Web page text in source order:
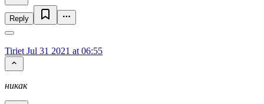
Reply
Tiriet Jul 31 2021 at 06:55
никак